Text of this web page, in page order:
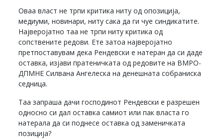
Оваа власт не трпи критика ниту од опозиција,
медиуми, новинари, ниту сака да ги чуе синдикатите.
Најверојатно таа не трпи ниту критика од
сопствените редови. Ете затоа најверојатно
претпоставувам дека Рендевски е натеран да си даде
оставка, изјави пратеничката од редовите на ВМРО-
ДПМНЕ Силвана Ангелеска на денешната собраниска
седница.
Таа запраша дачи господинот Рендевски е разрешен
односно си дал оставка самиот или пак власта го
натерала да си поднесе оставка од заменичката
позиција?